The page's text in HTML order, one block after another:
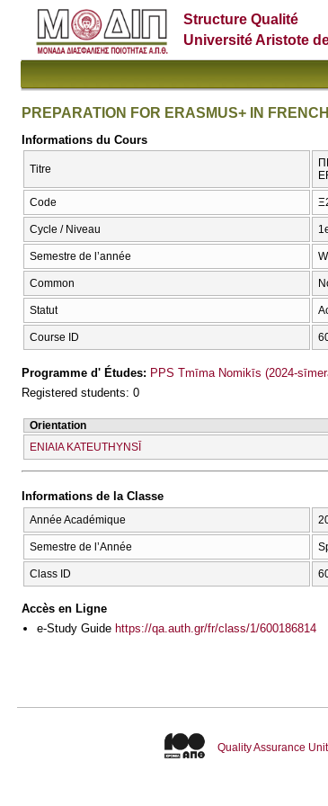
Structure Qualité
Université Aristote
PREPARATION FOR ERASMUS+ IN
Informations du Cours
Titre
Code
Cycle / Niveau
Semestre de l’année
Common
Statut
Course ID
Programme d' Études: PPS Tmīma Nomikīs (2024-
Registered students: 0
Orientation
ENIAIA KATEUTHYNSĪ
Informations de la Classe
Année Académique
Semestre de l’Année
Class ID
Accès en Ligne
e-Study Guide https://qa.auth.gr/fr/class/1/600186814
Quality Assurance Unit